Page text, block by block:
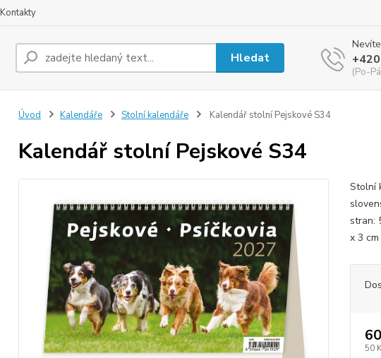
Kontakty
Hledat
(Po-
Úvod Kalendáře Stolní kalendáře Kalendář stolní Pejskové S34
Kalendář stolní Pejskové S34
Stolní
stran:
x 3
50